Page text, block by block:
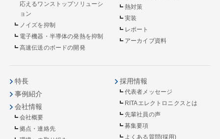
応えるワンストップソリューシ
ョン
ノイズを抑制
電子機器・半導体の発熱を抑制
高速伝送のボードの開発
熱対策
実装
レポート
アーカイブ資料
特長
事例紹介
会社情報
会社概要
拠点・連絡先
採用情報
代表者メッセージ
RITAエレクトロニクスとは
先輩社員の声
募集要項
よくある質問(採用)